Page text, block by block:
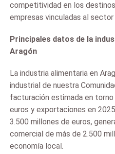
competitividad en los
empresas vinculadas al
Principales datos de la
Aragón
La industria alimentaria en
industrial de nuestra
facturación estimada en
euros y exportaciones en
3.500 millones de euros,
comercial de más de 2.500
economía local.